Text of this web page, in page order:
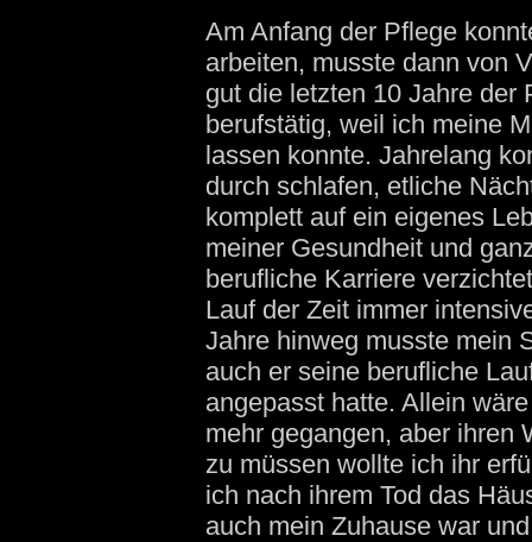
Am Anfang der Pflege
arbeiten, musste dann von
gut die letzten 10 Jahre der
berufstätig, weil ich meine
lassen konnte. Jahrelang
durch schlafen, etliche
komplett auf ein eigenes
meiner Gesundheit und
berufliche Karriere
Lauf der Zeit immer
Jahre hinweg musste mein
auch er seine berufliche
angepasst hatte. Allein
mehr gegangen, aber ihren
zu müssen wollte ich ihr
ich nach ihrem Tod das
auch mein Zuhause war